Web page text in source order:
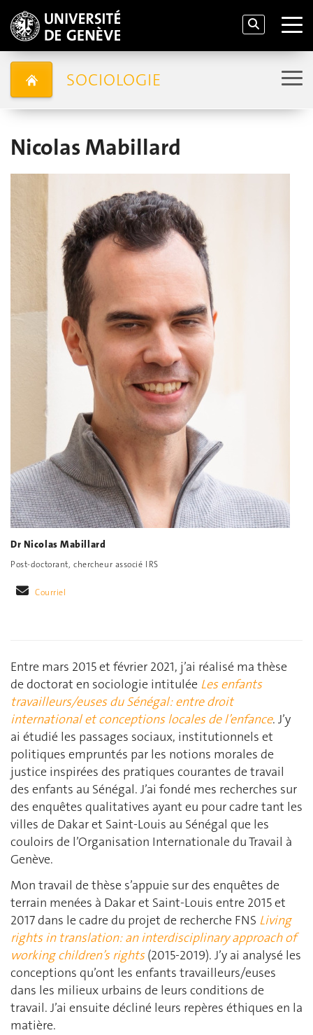
SOCIOLOGIE
Nicolas Mabillard
Dr Nicolas Mabillard
Post-doctorant, chercheur associé IRS
Courriel
Entre mars 2015 et février 2021, j’ai réalisé ma thèse
de doctorat en sociologie intitulée Les enfants
travailleurs/euses du Sénégal: entre droit
international et conceptions locales de l’enfance. J’y
ai étudié les passages sociaux, institutionnels et
politiques empruntés par les notions morales de
justice inspirées des pratiques courantes de travail
des enfants au Sénégal. J’ai fondé mes recherches sur
des enquêtes qualitatives ayant eu pour cadre tant les
villes de Dakar et Saint-Louis au Sénégal que les
couloirs de l’Organisation Internationale du Travail à
Genève.
Mon travail de thèse s’appuie sur des enquêtes de
terrain menées à Dakar et Saint-Louis entre 2015 et
2017 dans le cadre du projet de recherche FNS Living
rights in translation: an interdisciplinary approach of
working children’s rights(2015-2019). J’y ai analysé les
conceptions qu’ont les enfants travailleurs/euses
dans les milieux urbains de leurs conditions de
travail. J’ai ensuite décliné leurs repères éthiques en la
matière.